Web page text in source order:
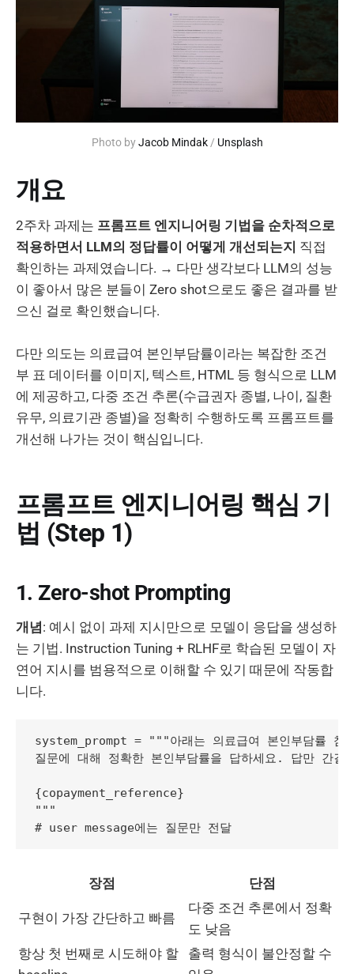
Photo by Jacob Mindak / Unsplash
개요
2주차 과제는 프롬프트 엔지니어링 기법을 순차적으로
적용하면서 LLM의 정답률이 어떻게 개선되는지 직접
확인하는 과제였습니다. → 다만 생각보다 LLM의 성능
이 좋아서 많은 분들이 Zero shot으로도 좋은 결과를 받
으신 걸로 확인했습니다.
다만 의도는 의료급여 본인부담률이라는 복잡한 조건
부 표 데이터를 이미지, 텍스트, HTML 등 형식으로 LLM
에 제공하고, 다중 조건 추론(수급권자 종별, 나이, 질환
유무, 의료기관 종별)을 정확히 수행하도록 프롬프트를
개선해 나가는 것이 핵심입니다.
프롬프트 엔지니어링 핵심 기
법 (Step 1)
1. Zero-shot Prompting
개념: 예시 없이 과제 지시만으로 모델이 응답을 생성하
는 기법. Instruction Tuning + RLHF로 학습된 모델이 자
연어 지시를 범용적으로 이해할 수 있기 때문에 작동합
니다.
system_prompt = """아래는 의료급여 본인부담률 참
질문에 대해 정확한 본인부담률을 답하세요. 답만 간결
{copayment_reference}
"""
장점 단점
구현이 가장 간단하고 빠름
다중 조건 추론에서 정확
도 낮음
항상 첫 번째로 시도해야 할
출력 형식이 불안정할 수